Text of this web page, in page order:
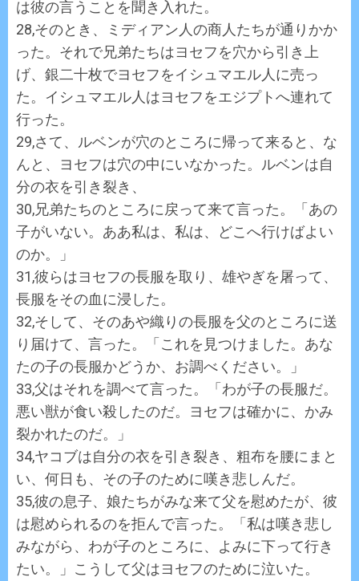
は彼の言うことを聞き入れた。
28,そのとき、ミディアン人の商人たちが通りかか
った。それで兄弟たちはヨセフを穴から引き上
げ、銀二十枚でヨセフをイシュマエル人に売っ
た。イシュマエル人はヨセフをエジプトへ連れて
行った。
29,さて、ルベンが穴のところに帰って来ると、な
んと、ヨセフは穴の中にいなかった。ルベンは自
分の衣を引き裂き、
30,兄弟たちのところに戻って来て言った。「あの
子がいない。ああ私は、私は、どこへ行けばよい
のか。」
31,彼らはヨセフの長服を取り、雄やぎを屠って、
長服をその血に浸した。
32,そして、そのあや織りの長服を父のところに送
り届けて、言った。「これを見つけました。あな
たの子の長服かどうか、お調べください。」
33,父はそれを調べて言った。「わが子の長服だ。
悪い獣が食い殺したのだ。ヨセフは確かに、かみ
裂かれたのだ。」
34,ヤコブは自分の衣を引き裂き、粗布を腰にまと
い、何日も、その子のために嘆き悲しんだ。
35,彼の息子、娘たちがみな来て父を慰めたが、彼
は慰められるのを拒んで言った。「私は嘆き悲し
みながら、わが子のところに、よみに下って行き
たい。」こうして父はヨセフのために泣いた。